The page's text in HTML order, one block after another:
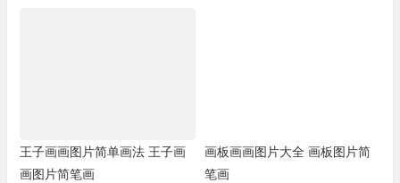
王子画画图片简单画法 王子画
画图片简笔画
画板画画图片大全 画板图片简
笔画